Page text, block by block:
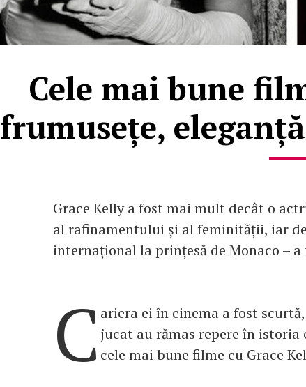
Cele mai bune
frumusețe,
Grace Kelly a fost mai mult decât o
al rafinamentului și al feminității, iar
internațional la prințesă de Monaco –
C ariera ei în cinema a fost
jucat au rămas repere în
cele mai bune filme cu Grace